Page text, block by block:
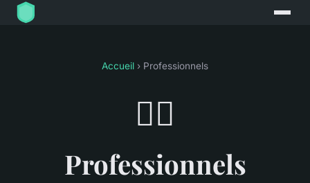
Accueil › Professionnels
👨‍⚕️
Professionnels